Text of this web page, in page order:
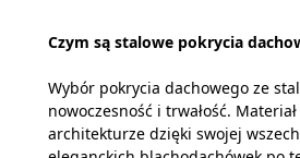
Czym są stalowe pokrycia
Wybór pokrycia dachowego ze
nowoczesność i trwałość.
architekturze dzięki swojej